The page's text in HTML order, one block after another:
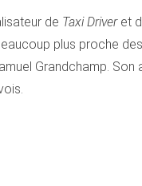
de Taxi Driveret
plus proche
Grandchamp. Son